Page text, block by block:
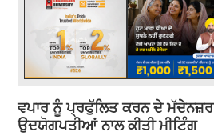
ਵਪਾਰ ਨੂੰ ਪ੍ਰਫੁੱਲਿਤ ਕਰਨ ਦੇ
ਉਦਯੋਗਪਤੀਆਂ ਨਾਲ ਕੀਤੀ ਮੀਟਿੰਗ